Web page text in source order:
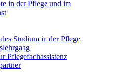
in der Pflege und im
Studium in der Pflege
Pflegefachassistenz